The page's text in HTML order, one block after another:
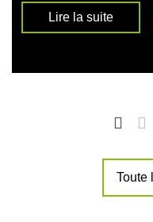
Lire la suite
Toute